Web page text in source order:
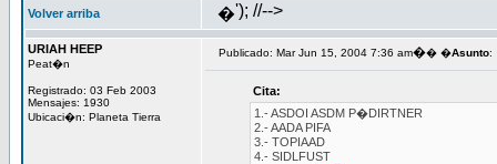
Volver arriba �'); //-->
URIAH HEEP
Peat�n
Registrado: 03 Feb 2003
Mensajes: 1930
Ubicaci�n: Planeta Tierra
Publicado: Mar Jun 15, 2004 7:36 am�� �Asunto:
Cita:
1.- ASDOI ASDM P�DIRTNER
2.- AADA PIFA
3.- TOPIAAD
4.- SIDLFUST